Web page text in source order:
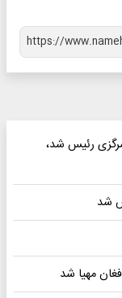
رئیس شد،
شد
مهیا شد